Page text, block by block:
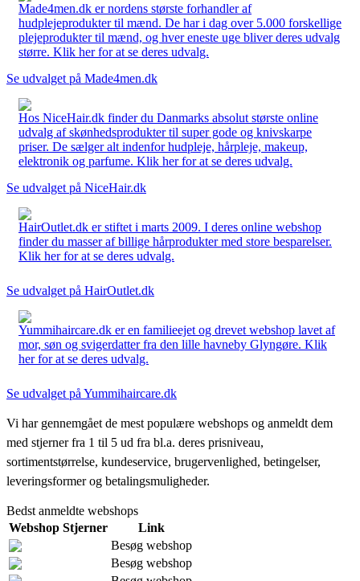
Made4men.dk er nordens største forhandler af
hudplejeprodukter til mænd. De har i dag over 5.000 forskellige
plejeprodukter til mænd, og hver eneste uge bliver deres udvalg
større. Klik her for at se deres udvalg.
Se udvalget på Made4men.dk
Hos NiceHair.dk finder du Danmarks absolut største online
udvalg af skønhedsprodukter til super gode og knivskarpe
priser. De sælger alt indenfor hudpleje, hårpleje, makeup,
elektronik og parfume. Klik her for at se deres udvalg.
Se udvalget på NiceHair.dk
HairOutlet.dk er stiftet i marts 2009. I deres online webshop
finder du masser af billige hårprodukter med store besparelser.
Klik her for at se deres udvalg.
Se udvalget på HairOutlet.dk
Yummihaircare.dk er en familieejet og drevet webshop lavet af
mor, søn og svigerdatter fra den lille havneby Glyngøre. Klik
her for at se deres udvalg.
Se udvalget på Yummihaircare.dk
Vi har gennemgået de mest populære webshops og anmeldt dem
med stjerner fra 1 til 5 ud fra bl.a. deres prisniveau,
sortimentstørrelse, kundeservice, brugervenlighed, betingelser,
leveringsformer og betalingsmuligheder.
Bedst anmeldte webshops
Webshop Stjerner
Link
Besøg webshop
Besøg webshop